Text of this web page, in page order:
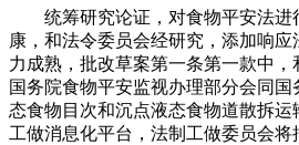
统筹研究论证，对食物平安法进
康，和法令委员会经研究，添加响
力成熟，批改草案第一条第一款中，
国务院食物平安监视办理部分会同
态食物目次和沉点液态食物道散拆
工做消息化平台，法制工做委员会